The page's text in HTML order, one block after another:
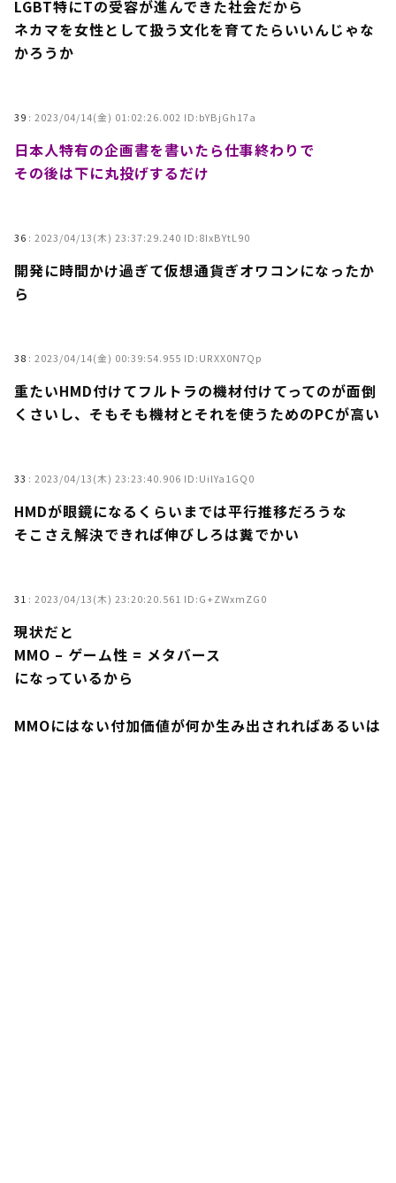
LGBT特にTの受容が進んできた社会だから
ネカマを女性として扱う文化を育てたらいいんじゃな
かろうか
39 : 2023/04/14(金) 01:02:26.002 ID:bYBjGh17a
日本人特有の企画書を書いたら仕事終わりで
その後は下に丸投げするだけ
36 : 2023/04/13(木) 23:37:29.240 ID:8IxBYtL90
開発に時間かけ過ぎて仮想通貨ぎオワコンになったか
ら
38 : 2023/04/14(金) 00:39:54.955 ID:URXX0N7Qp
重たいHMD付けてフルトラの機材付けてってのが面倒
くさいし、そもそも機材とそれを使うためのPCが高い
33 : 2023/04/13(木) 23:23:40.906 ID:UilYa1GQ0
HMDが眼鏡になるくらいまでは平行推移だろうな
そこさえ解決できれば伸びしろは糞でかい
31 : 2023/04/13(木) 23:20:20.561 ID:G+ZWxmZG0
現状だと
MMO – ゲーム性 = メタバース
になっているから
MMOにはない付加価値が何か生み出されればあるいは